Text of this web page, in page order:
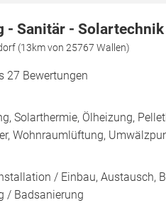
- Sanitär -
(13km von 25767 Wallen)
27 Bewertungen
Solarthermie, Ölheizung,
Wohnraumlüftung,
/ Einbau, Austausch,
/ Badsanierung